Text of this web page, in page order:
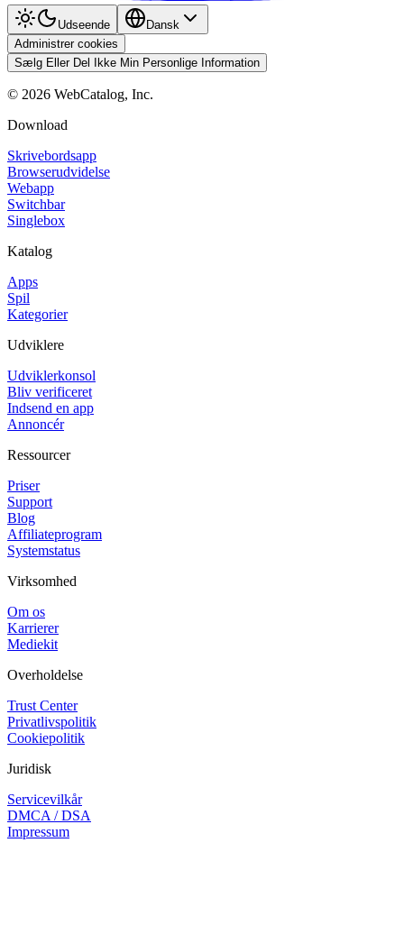
Udseende
Dansk
Administrer cookies
Sælg Eller Del Ikke Min Personlige Information
© 2026 WebCatalog, Inc.
Download
Skrivebordsapp
Browserudvidelse
Webapp
Switchbar
Singlebox
Katalog
Apps
Spil
Kategorier
Udviklere
Udviklerkonsol
Bliv verificeret
Indsend en app
Annoncér
Ressourcer
Priser
Support
Blog
Affiliateprogram
Systemstatus
Virksomhed
Om os
Karrierer
Mediekit
Overholdelse
Trust Center
Privatlivspolitik
Cookiepolitik
Juridisk
Servicevilkår
DMCA / DSA
Impressum